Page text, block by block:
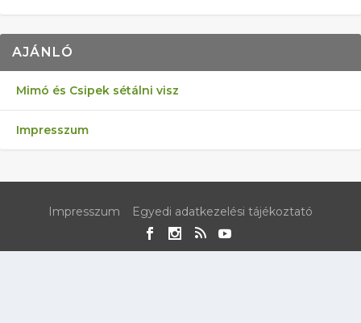
AJÁNLÓ
Mimó és Csipek sétálni visz
Impresszum
Impresszum Egyedi adatkezelési tájékoztató